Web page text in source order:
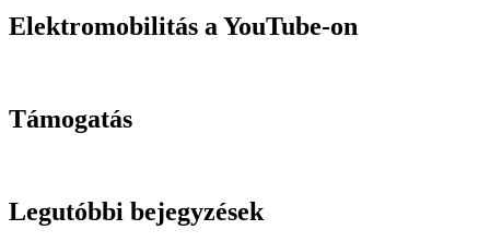
Elektromobilitás a YouTube-on
Támogatás
Legutóbbi bejegyzések